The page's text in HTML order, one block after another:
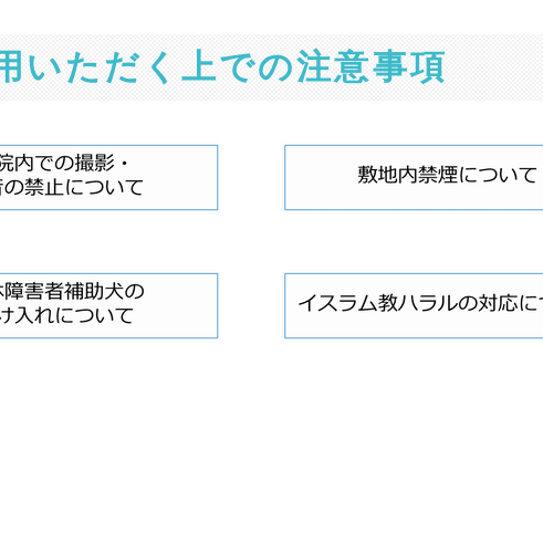
いただく上での注意事項